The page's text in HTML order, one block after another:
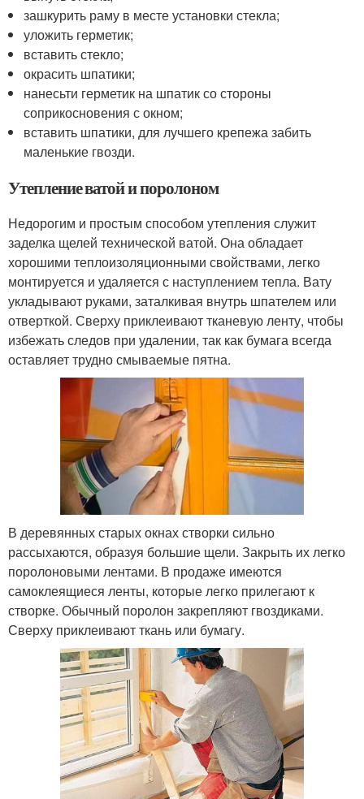
зашкурить раму в месте установки стекла;
уложить герметик;
вставить стекло;
окрасить шпатики;
нанесьти герметик на шпатик со стороны
соприкосновения с окном;
вставить шпатики, для лучшего крепежа забить
маленькие гвозди.
Утепление ватой и поролоном
Недорогим и простым способом утепления служит
заделка щелей технической ватой. Она обладает
хорошими теплоизоляционными свойствами, легко
монтируется и удаляется с наступлением тепла. Вату
укладывают руками, заталкивая внутрь шпателем или
отверткой. Сверху приклеивают тканевую ленту, чтобы
избежать следов при удалении, так как бумага всегда
оставляет трудно смываемые пятна.
В деревянных старых окнах створки сильно
рассыхаются, образуя большие щели. Закрыть их легко
поролоновыми лентами. В продаже имеются
самоклеящиеся ленты, которые легко прилегают к
створке. Обычный поролон закрепляют гвоздиками.
Сверху приклеивают ткань или бумагу.